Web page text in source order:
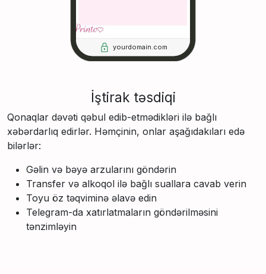
yourdomain.com
İştirak təsdiqi
Qonaqlar dəvəti qəbul edib-etmədikləri ilə bağlı
xəbərdarlıq edirlər. Həmçinin, onlar aşağıdakıları edə
bilərlər:
Gəlin və bəyə arzularını göndərin
Transfer və alkoqol ilə bağlı suallara cavab verin
Toyu öz təqviminə əlavə edin
Telegram-da xatırlatmaların göndərilməsini
tənzimləyin